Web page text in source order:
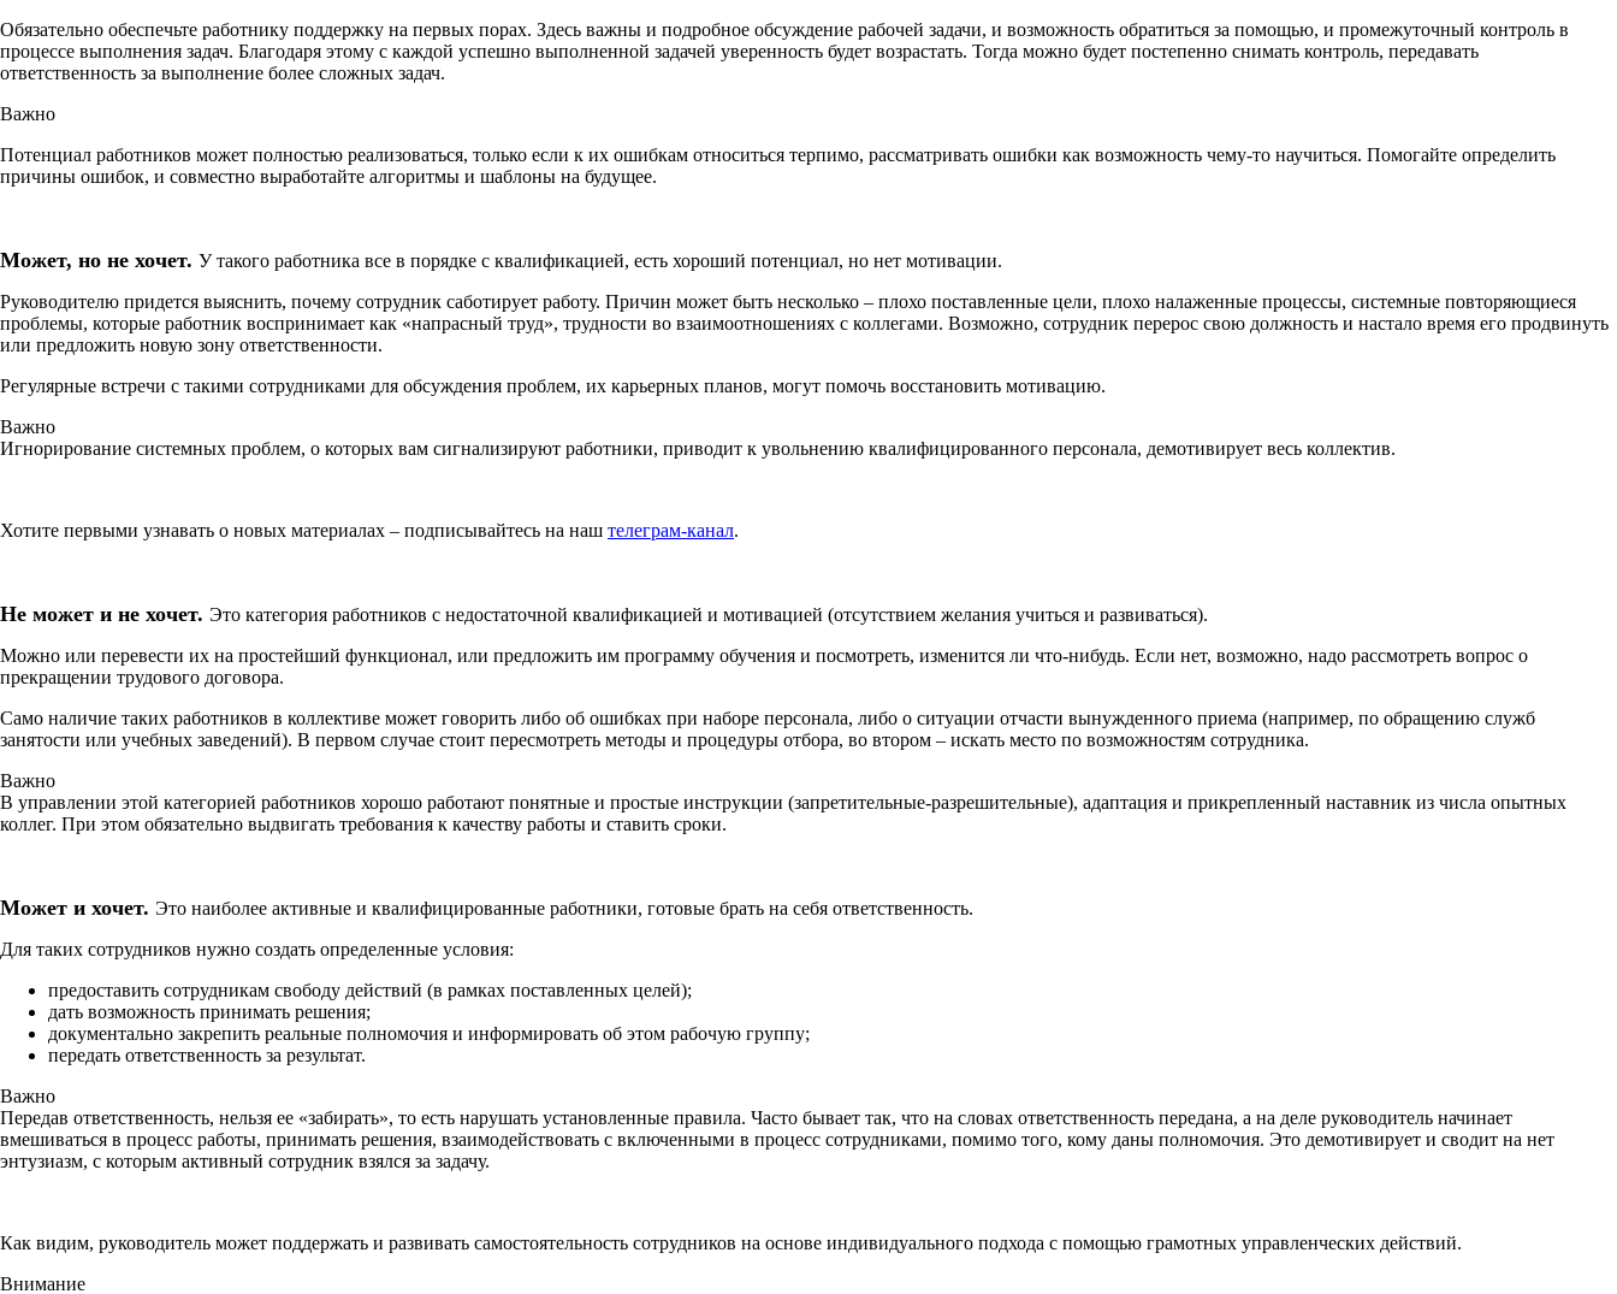
Обязательно обеспечьте работнику поддержку на первых порах. Здесь важны и подробное обсуждение рабочей задачи, и возможность обратиться за помощью, и промежуточный контроль в
процессе выполнения задач. Благодаря этому с каждой успешно выполненной задачей уверенность будет возрастать. Тогда можно будет постепенно снимать контроль, передавать
ответственность за выполнение более сложных задач.
Важно
Потенциал работников может полностью реализоваться, только если к их ошибкам относиться терпимо, рассматривать ошибки как возможность чему-то научиться. Помогайте определить
причины ошибок, и совместно выработайте алгоритмы и шаблоны на будущее.
Может, но не хочет. У такого работника все в порядке с квалификацией, есть хороший потенциал, но нет мотивации.
Руководителю придется выяснить, почему сотрудник саботирует работу. Причин может быть несколько – плохо поставленные цели, плохо налаженные процессы, системные повторяющиеся
проблемы, которые работник воспринимает как «напрасный труд», трудности во взаимоотношениях с коллегами. Возможно, сотрудник перерос свою должность и настало время его продвинуть
или предложить новую зону ответственности.
Регулярные встречи с такими сотрудниками для обсуждения проблем, их карьерных планов, могут помочь восстановить мотивацию.
Важно
Игнорирование системных проблем, о которых вам сигнализируют работники, приводит к увольнению квалифицированного персонала, демотивирует весь коллектив.
Хотите первыми узнавать о новых материалах – подписывайтесь на наш телеграм-канал.
Не может и не хочет. Это категория работников с недостаточной квалификацией и мотивацией (отсутствием желания учиться и развиваться).
Можно или перевести их на простейший функционал, или предложить им программу обучения и посмотреть, изменится ли что-нибудь. Если нет, возможно, надо рассмотреть вопрос о
прекращении трудового договора.
Само наличие таких работников в коллективе может говорить либо об ошибках при наборе персонала, либо о ситуации отчасти вынужденного приема (например, по обращению служб
занятости или учебных заведений). В первом случае стоит пересмотреть методы и процедуры отбора, во втором – искать место по возможностям сотрудника.
Важно
В управлении этой категорией работников хорошо работают понятные и простые инструкции (запретительные-разрешительные), адаптация и прикрепленный наставник из числа опытных
коллег. При этом обязательно выдвигать требования к качеству работы и ставить сроки.
Может и хочет. Это наиболее активные и квалифицированные работники, готовые брать на себя ответственность.
Для таких сотрудников нужно создать определенные условия:
предоставить сотрудникам свободу действий (в рамках поставленных целей);
дать возможность принимать решения;
документально закрепить реальные полномочия и информировать об этом рабочую группу;
передать ответственность за результат.
Важно
Передав ответственность, нельзя ее «забирать», то есть нарушать установленные правила. Часто бывает так, что на словах ответственность передана, а на деле руководитель начинает
вмешиваться в процесс работы, принимать решения, взаимодействовать с включенными в процесс сотрудниками, помимо того, кому даны полномочия. Это демотивирует и сводит на нет
энтузиазм, с которым активный сотрудник взялся за задачу.
Как видим, руководитель может поддержать и развивать самостоятельность сотрудников на основе индивидуального подхода с помощью грамотных управленческих действий.
Внимание